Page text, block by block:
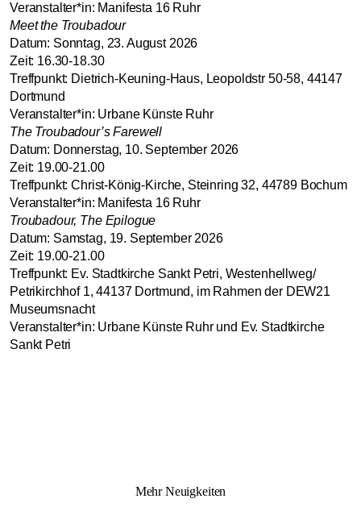
Veranstalter*in: Manifesta 16 Ruhr
Meet the Troubadour
Datum: Sonntag, 23. August 2026
Zeit: 16.30-18.30
Treffpunkt: Dietrich-Keuning-Haus, Leopoldstr 50-58, 44147
Dortmund
Veranstalter*in: Urbane Künste Ruhr
The Troubadour’s Farewell
Datum: Donnerstag, 10. September 2026
Zeit: 19.00-21.00
Treffpunkt: Christ-König-Kirche, Steinring 32, 44789 Bochum
Veranstalter*in: Manifesta 16 Ruhr
Troubadour, The Epilogue
Datum: Samstag, 19. September 2026
Zeit: 19.00-21.00
Treffpunkt: Ev. Stadtkirche Sankt Petri, Westenhellweg/
Petrikirchhof 1, 44137 Dortmund, im Rahmen der DEW21
Museumsnacht
Veranstalter*in: Urbane Künste Ruhr und Ev. Stadtkirche
Sankt Petri
Mehr Neuigkeiten